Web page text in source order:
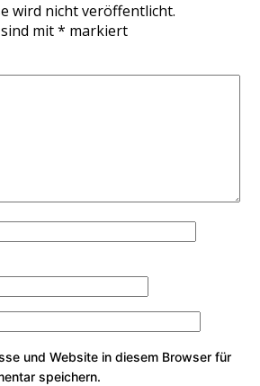
wird nicht veröffentlicht.
mit* markiert
und Website in diesem Browser für
speichern.